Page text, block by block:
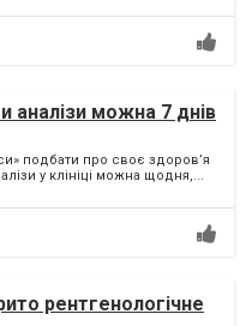
аналізи можна 7 днів
подбати про своє здоров’я
у клініці можна щодня,...
рентгенологічне